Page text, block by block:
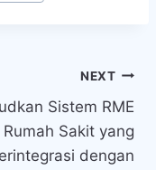
NEXT
Sistem RME
Rumah Sakit yang
dengan